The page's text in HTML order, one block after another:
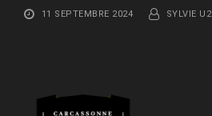
11 SEPTEMBRE 2024 SYLVIE U2